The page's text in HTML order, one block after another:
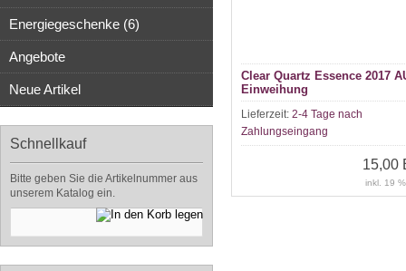
Energiegeschenke (6)
Angebote
Neue Artikel
Schnellkauf
Bitte geben Sie die Artikelnummer aus
unserem Katalog ein.
Clear Quartz Essence 2017
Einweihung
Lieferzeit: 2-4 Tage nach
Zahlungseingang
15,00
inkl. 19